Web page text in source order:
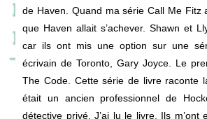
de Haven. Quand ma série Call Me Fitz
que Haven allait s’achever. Shawn et
car ils ont mis une option sur une
écrivain de Toronto, Gary Joyce. Le
The Code. Cette série de livre raconte
était un ancien professionnel de
détective privé. J’ai lu le livre. Ils m’ont